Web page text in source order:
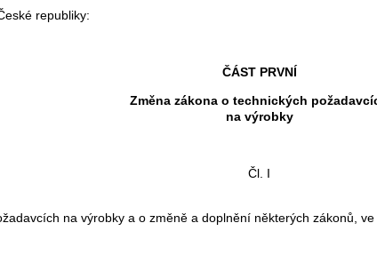
republiky:
ČÁST PRVNÍ
Změna zákona o technických
na výrobky
Čl. I
na výrobky a o změně a doplnění některých zákonů,